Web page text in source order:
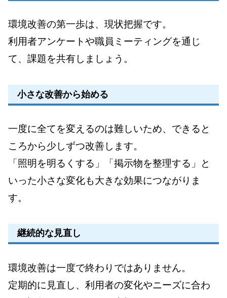
環境改善の第一歩は、現状把握です。
利用者アンケートや職員ミーティングを通じ
て、課題を共有しましょう。
小さな改善から始める
一度に全てを変えるのは難しいため、できると
ころから少しずつ改善します。
「照明を明るくする」「掲示物を整理する」と
いった小さな変化も大きな効果につながりま
す。
継続的な見直し
環境改善は一度で終わりではありません。
定期的に見直し、利用者の変化やニーズに合わ